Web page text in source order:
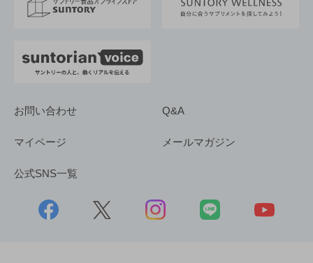
採用情報
お問い合わせ Q&A
マイページ メールマガジン
公式SNS一覧